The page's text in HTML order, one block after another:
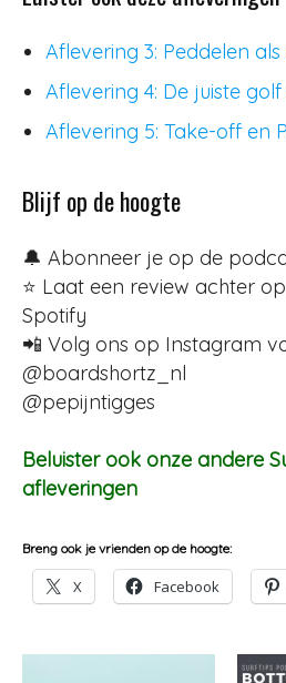
Aflevering 3: Peddelen
Aflevering 4: De juiste
Aflevering 5: Take-off en
Blijf op de hoogte
🔔 Abonneer je op de
⭐ Laat een review achter
Spotify
📲 Volg ons op Instagram
@boardshortz_nl
@pepijntigges
Beluister ook onze andere
afleveringen
Breng ook je vrienden op de hoogte:
X Facebook